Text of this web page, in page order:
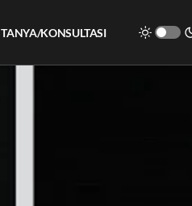
TANYA/KONSULTASI